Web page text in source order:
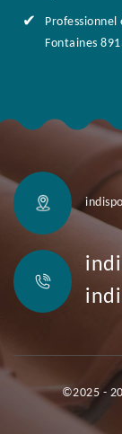
Professionnel
Fontaines
©2025 -